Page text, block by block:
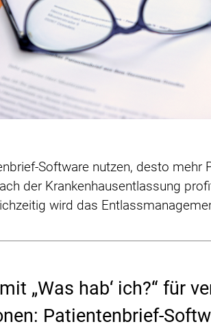
Software nutzen, desto mehr
der Krankenhausentlassung
wird das
„Was hab‘ ich?“ für
Patientenbrief-